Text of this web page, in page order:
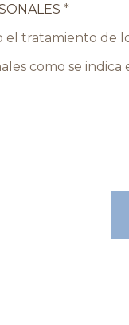
*
el tratamiento de
como se indica